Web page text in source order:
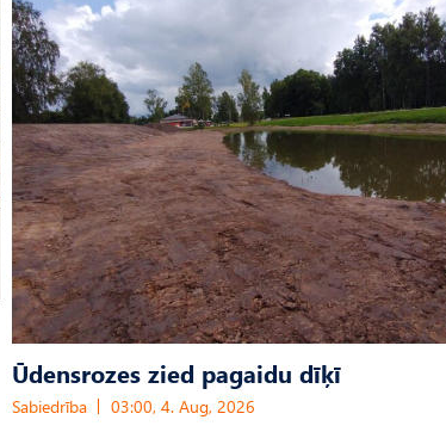
Ūdensrozes zied pagaidu dīķī
Sabiedrība 03:00, 4. Aug, 2026